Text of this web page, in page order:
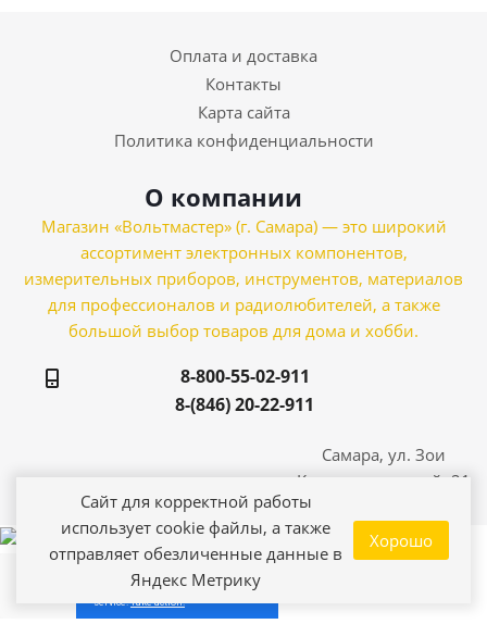
Оплата и доставка
Контакты
Карта сайта
Политика конфиденциальности
О компании
Магазин «Вольтмастер» (г. Самара) — это широкий
ассортимент электронных компонентов,
измерительных приборов, инструментов, материалов
для профессионалов и радиолюбителей, а также
большой выбор товаров для дома и хобби.
8-800-55-02-911
8-(846) 20-22-911
Самара, ул. Зои
Космодемьянской, 21
Сайт для корректной работы
использует cookie файлы, а также
отправляет обезличенные данные в
Яндекс Метрику
Хорошо